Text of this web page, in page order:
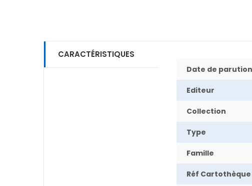
CARACTÉRISTIQUES
Date de parution
Editeur
Collection
Type
Famille
Réf Cartothèque